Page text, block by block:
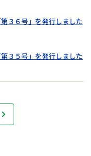
３６号」を発行しました
３５号」を発行しました